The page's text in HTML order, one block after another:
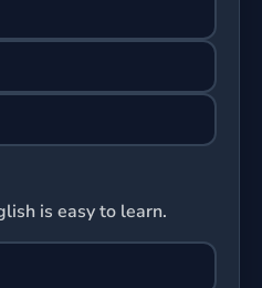
is easy to learn.